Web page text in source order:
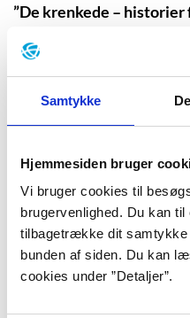
Samtykke
Hjemmesiden bruger
Vi bruger cookies til
brugervenlighed. Du kan
tilbagetrække dit samtykke
bunden af siden. Du kan
cookies under ”Detaljer”.
”De krenkede – historier
2007 og er baseret på
hendes rejser til
krigen brød ud, og hun
år senere tog Seierstad
Bogen åbner med en
slået ihjel. Det er den
har dræbt den. Han er
bombesprængt højhus,
tilbage. Han lever af
over et bål på en etage,
Ved lossepladsen finder
fra de tiggende børn ved